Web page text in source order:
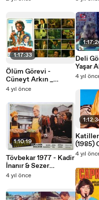
1:17:33
Ölüm Görevi -
Cüneyt Arkın _
Perihan Savaş
4 yıl önce
1:10:19
Tövbekar 1977 - Kadir
İnanır & Sezer
İnanoğlu
4 yıl önce
Deli
Yaşar
Tuğba
4 yıl
(1985)
Banu
4 yıl